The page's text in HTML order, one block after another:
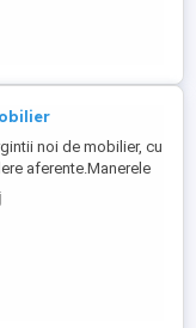
noi de mobilier, cu
aferente.Manerele
dinte gauri este de
totala a manerului
toate odata.. Pret 6